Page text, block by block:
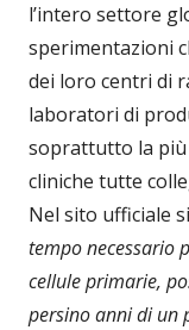
l’intero settore
sperimentazioni
dei loro centri di
laboratori di
soprattutto la più
cliniche tutte
Nel sito ufficiale
tempo necessario
cellule primarie,
persino anni di un